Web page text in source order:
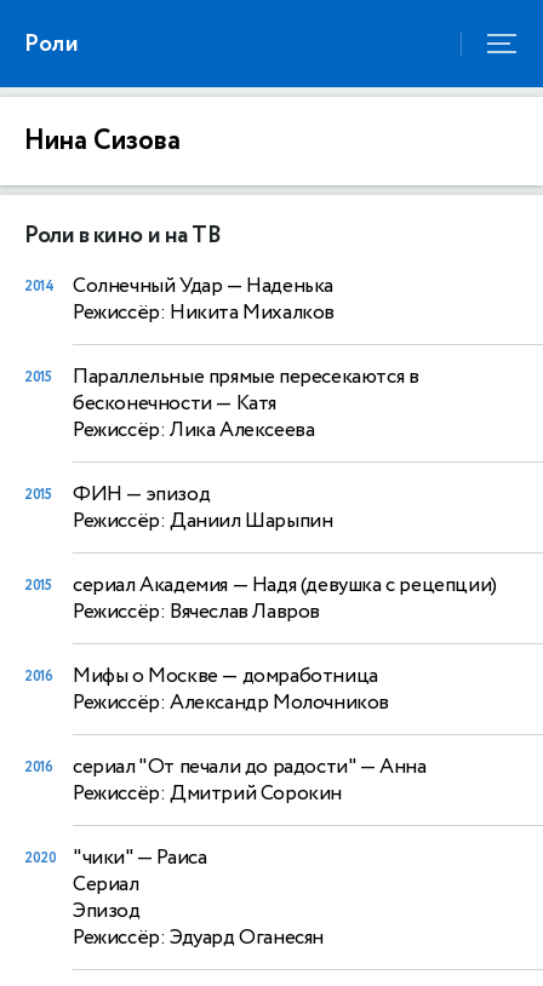
Роли
Нина Сизова
Роли в кино и на ТВ
2014 Солнечный Удар — Наденька
Режиссёр: Никита Михалков
2015
Параллельные прямые пересекаются в
бесконечности— Катя
Режиссёр: Лика Алексеева
2015 ФИН — эпизод
Режиссёр: Даниил Шарыпин
2015 сериал Академия — Надя (девушка с рецепции)
Режиссёр: Вячеслав Лавров
2016 Мифы о Москве— домработница
Режиссёр: Александр Молочников
2016 сериал "От печали до радости"— Анна
Режиссёр: Дмитрий Сорокин
2020 "чики"— Раиса
Сериал
Эпизод
Режиссёр: Эдуард Оганесян